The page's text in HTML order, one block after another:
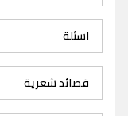
اسئلة
قصائد شعرية